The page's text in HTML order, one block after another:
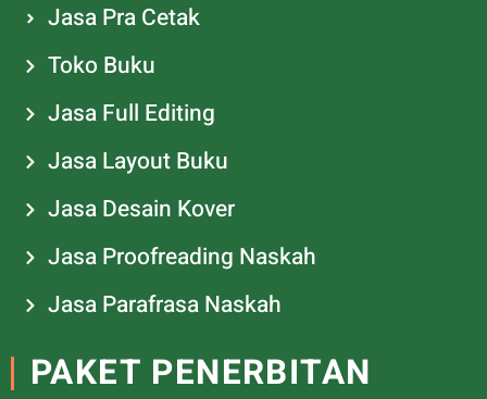
Jasa Pra Cetak
Toko Buku
Jasa Full Editing
Jasa Layout Buku
Jasa Desain Kover
Jasa Proofreading Naskah
Jasa Parafrasa Naskah
PAKET PENERBITAN